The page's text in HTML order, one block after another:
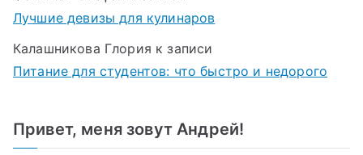
Лучшие девизы для кулинаров
Калашникова Глория к записи
Питание для студентов: что быстро и недорого
Привет, меня зовут Андрей!